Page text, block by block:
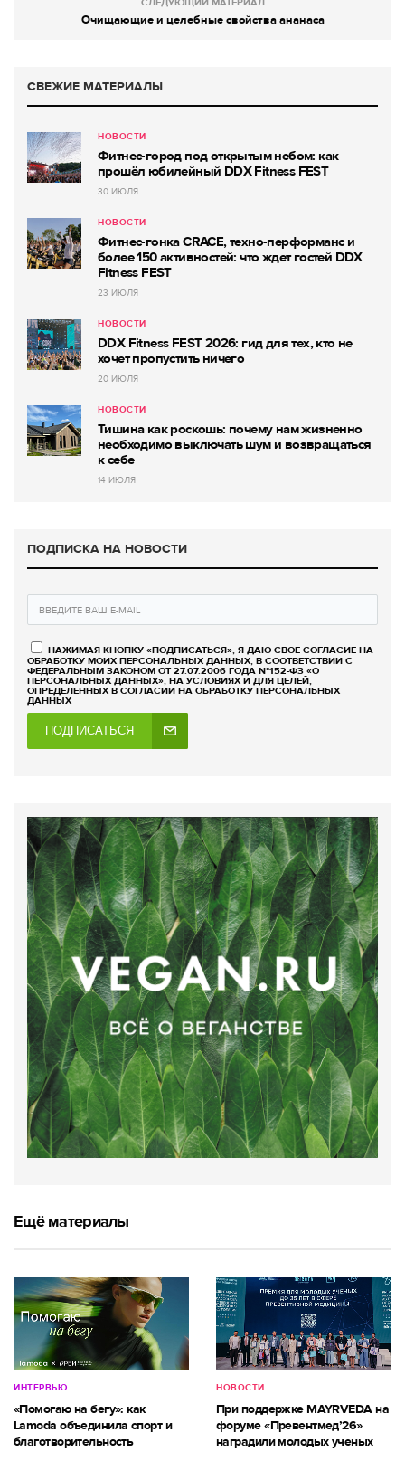
Очищающие и целебные свойства ананаса
СВЕЖИЕ МАТЕРИАЛЫ
НОВОСТИ
Фитнес-город под открытым небом: как
прошёл юбилейный DDX Fitness FEST
30 ИЮЛЯ
НОВОСТИ
Фитнес-гонка CRACE, техно-перформанс и
более 150 активностей: что ждет гостей DDX
Fitness FEST
23 ИЮЛЯ
НОВОСТИ
DDX Fitness FEST 2026: гид для тех, кто не
хочет пропустить ничего
20 ИЮЛЯ
НОВОСТИ
Тишина как роскошь: почему нам жизненно
необходимо выключать шум и возвращаться
к себе
14 ИЮЛЯ
ПОДПИСКА НА НОВОСТИ
НАЖИМАЯ КНОПКУ «ПОДПИСАТЬСЯ», Я ДАЮ СВОЕ СОГЛАСИЕ НА
ОБРАБОТКУ МОИХ ПЕРСОНАЛЬНЫХ ДАННЫХ, В СООТВЕТСТВИИ С
ФЕДЕРАЛЬНЫМ ЗАКОНОМ ОТ 27.07.2006 ГОДА №152-ФЗ «О
ПЕРСОНАЛЬНЫХ ДАННЫХ», НА УСЛОВИЯХ И ДЛЯ ЦЕЛЕЙ,
ОПРЕДЕЛЕННЫХ В СОГЛАСИИ НА ОБРАБОТКУ ПЕРСОНАЛЬНЫХ
ДАННЫХ
ПОДПИСАТЬСЯ
Ещё материалы
ИНТЕРВЬЮ
«Помогаю на бегу»: как
Lamoda объединила спорт и
благотворительность
НОВОСТИ
При поддержке MAYRVEDA на
форуме «Превентмед’26»
наградили молодых ученых